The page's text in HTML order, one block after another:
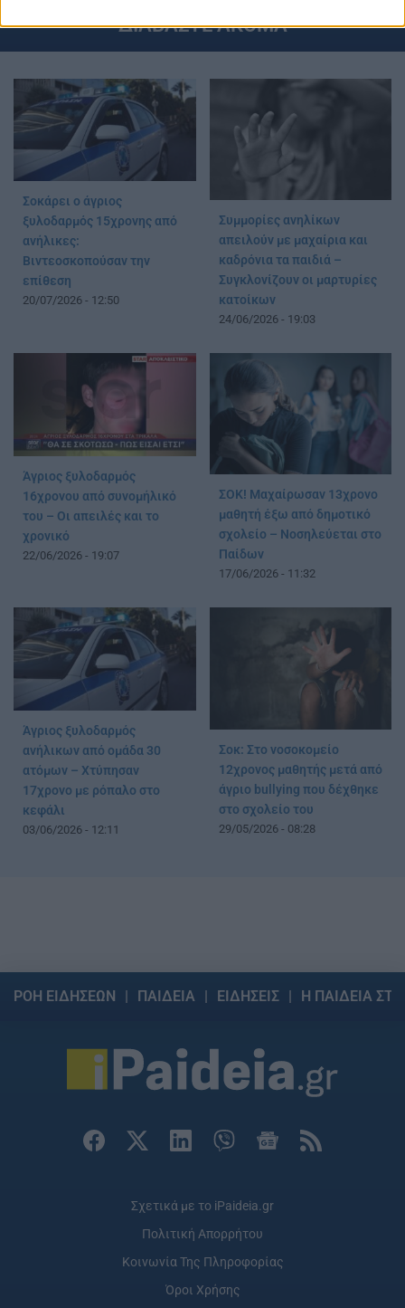
ΔΙΑΒΑΣΤΕ ΑΚΟΜΑ
Σοκάρει ο άγριος
ξυλοδαρμός 15χρονης από
ανήλικες:
Βιντεοσκοπούσαν την
επίθεση
20/07/2026 - 12:50
Συμμορίες ανηλίκων
απειλούν με μαχαίρια και
καδρόνια τα παιδιά –
Συγκλονίζουν οι μαρτυρίες
κατοίκων
24/06/2026 - 19:03
Άγριος ξυλοδαρμός
16χρονου από συνομήλικό
του – Οι απειλές και το
χρονικό
22/06/2026 - 19:07
ΣΟΚ! Μαχαίρωσαν 13χρονο
μαθητή έξω από δημοτικό
σχολείο – Νοσηλεύεται στο
Παίδων
17/06/2026 - 11:32
Άγριος ξυλοδαρμός
ανήλικων από ομάδα 30
ατόμων – Χτύπησαν
17χρονο με ρόπαλο στο
κεφάλι
03/06/2026 - 12:11
Σοκ: Στο νοσοκομείο
12χρονος μαθητής μετά από
άγριο bullying που δέχθηκε
στο σχολείο του
29/05/2026 - 08:28
ΡΟΗ ΕΙΔΗΣΕΩΝ ΠΑΙΔΕΙΑ ΕΙΔΗΣΕΙΣ Η ΠΑΙΔΕΙΑ
Σχετικά με το iPaideia.gr
Πολιτική Απορρήτου
Κοινωνία Της Πληροφορίας
Όροι Χρήσης